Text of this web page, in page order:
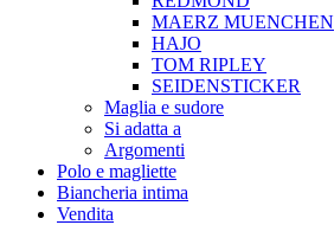
MAERZ MUENCHEN
HAJO
TOM RIPLEY
SEIDENSTICKER
Maglia e sudore
Si adatta a
Argomenti
Polo e magliette
Biancheria intima
Vendita